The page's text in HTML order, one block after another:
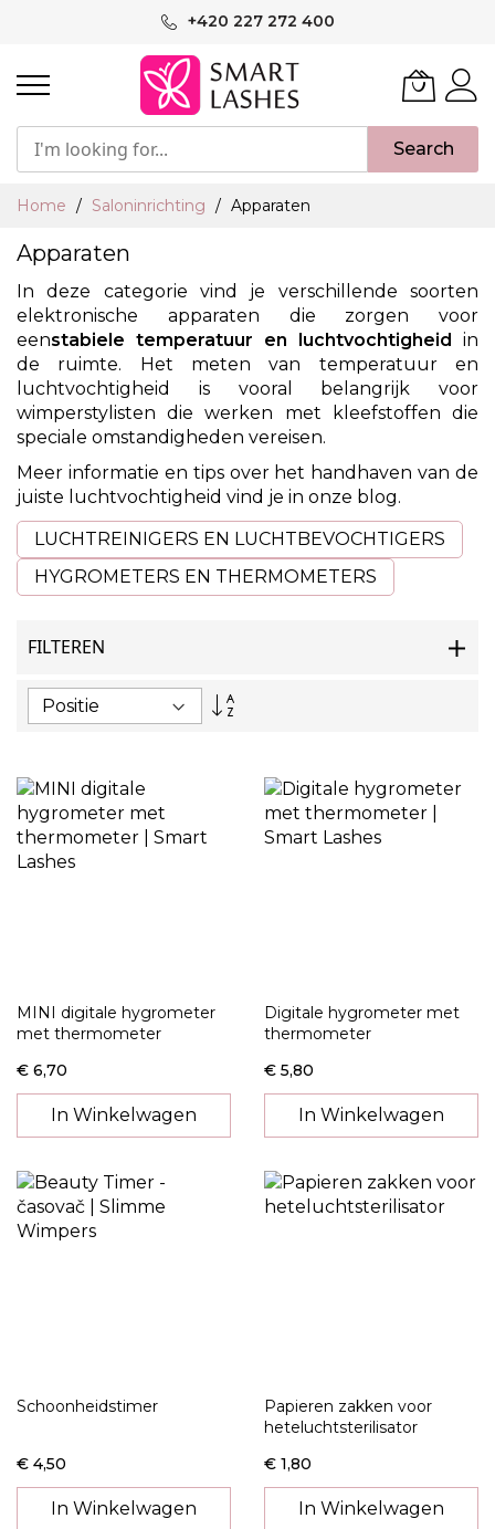
inhoud
+420 227 272 400
Search
Home Saloninrichting Apparaten
Apparaten
In deze categorie vind je verschillende soorten
elektronische apparaten die zorgen voor
eenstabiele temperatuur en luchtvochtigheid in
de ruimte. Het meten van temperatuur en
luchtvochtigheid is vooral belangrijk voor
wimperstylisten die werken met kleefstoffen die
speciale omstandigheden vereisen.
Meer informatie en tips over het handhaven van de
juiste luchtvochtigheid vind je in onze blog.
LUCHTREINIGERS EN LUCHTBEVOCHTIGERS
HYGROMETERS EN THERMOMETERS
FILTEREN
Van
sorteren
MINI digitale hygrometer
met thermometer
€ 6,70
In Winkelwagen
Digitale hygrometer met
thermometer
€ 5,80
In Winkelwagen
Schoonheidstimer
€ 4,50
In Winkelwagen
Papieren zakken voor
heteluchtsterilisator
€ 1,80
In Winkelwagen